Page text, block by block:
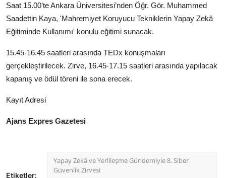
Saat 15.00’te Ankara Üniversitesi’nden Öğr. Gör. Muhammed
Saadettin Kaya, 'Mahremiyet Koruyucu Tekniklerin Yapay Zekâ
Eğitiminde Kullanımı' konulu eğitimi sunacak.
15.45-16.45 saatleri arasında TEDx konuşmaları
gerçekleştirilecek. Zirve, 16.45-17.15 saatleri arasında yapılacak
kapanış ve ödül töreni ile sona erecek.
Kayıt Adresi
Ajans Expres Gazetesi
Etiketler:
Yapay Zekâ ve Yerlileşme Gündemiyle 8. Siber
Güvenlik Zirvesi